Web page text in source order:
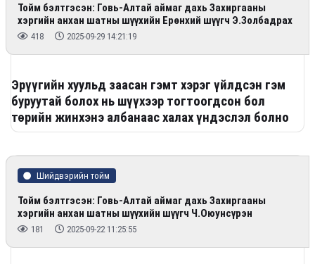
Тойм бэлтгэсэн: Говь-Алтай аймаг дахь Захиргааны
хэргийн анхан шатны шүүхийн Ерөнхий шүүгч Э.Золбадрах
418 2025-09-29 14:21:19
Эрүүгийн хуульд заасан гэмт хэрэг үйлдсэн гэм
буруутай болох нь шүүхээр тогтоогдсон бол
төрийн жинхэнэ албанаас халах үндэслэл болно
Шийдвэрийн тойм
Тойм бэлтгэсэн: Говь-Алтай аймаг дахь Захиргааны
хэргийн анхан шатны шүүхийн шүүгч Ч.Оюунсүрэн
181 2025-09-22 11:25:55